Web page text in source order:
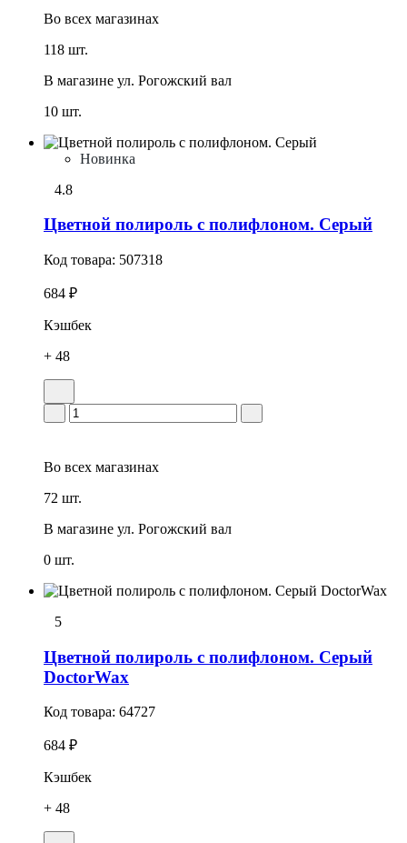
Во всех магазинах
118 шт.
В магазине ул. Рогожский вал
10 шт.
Новинка
4.8
Цветной полироль с полифлоном. Серый
Код товара: 507318
684 ₽
Кэшбек
+ 48
Во всех магазинах
72 шт.
В магазине ул. Рогожский вал
0 шт.
5
Цветной полироль с полифлоном. Серый
DoctorWax
Код товара: 64727
684 ₽
Кэшбек
+ 48